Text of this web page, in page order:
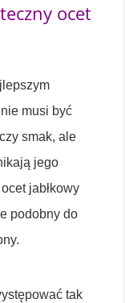
ocet
musi być
smak, ale
jego
jabłkowy
podobny do
tak